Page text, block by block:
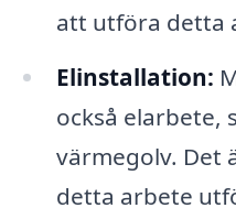
att utföra detta
Elinstallation:
också elarbete,
värmegolv. Det
detta arbete